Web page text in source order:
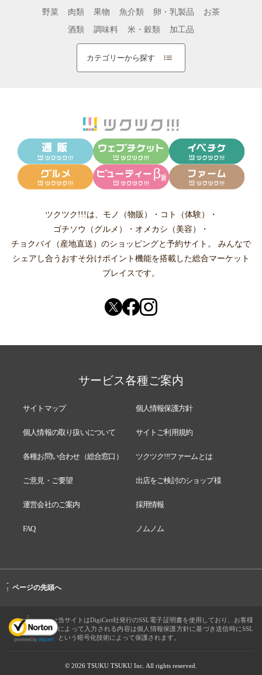
野菜 肉類 果物 魚介類 卵・乳製品
お茶
酒類
調味料 米・穀類 加工品
カテゴリーから探す
ツクツク!!!は、 モノ（物販） ・ コト（体験）
・
ゴチソウ（グルメ）
・ オメカシ（美容）
・
チョクバイ（産地直送） のショッピングと予約サイト。
みんなで
シェアし合う おすそ分けポイント機能を搭載した総合マーケット
プレイスです。
サービス各種ご案内
サイトマップ 個人情報保護方針
個人情報の取り扱いについて サイトご利用規約
各種お問い合わせ（総合窓口） ツクツク!!!ファームとは
ご意見・ご要望 出店をご検討のショップ様
運営会社のご案内 採用情報
FAQ ノムノム
-
↑ ページの先頭へ
当サイトはDigiCert社発行のSSL電子証明書を使用しており、お客様
によって入力される内容は個人情報保護方針に基づき送信時にSSL
という暗号化技術によって保護されます。
© 2026 TSUKU TSUKU Inc. All rights reserved.